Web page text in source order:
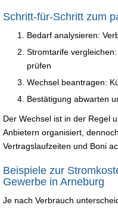
Schritt-für-Schritt zum
Bedarf analysieren:
Stromtarife
prüfen
Wechsel beantragen:
Bestätigung abwarten
Der Wechsel ist in der Regel
Anbietern organisiert,
Vertragslaufzeiten und Boni
Beispiele zur
Gewerbe in Arneburg
Je nach Verbrauch